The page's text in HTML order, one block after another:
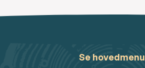
Se hovedmenu